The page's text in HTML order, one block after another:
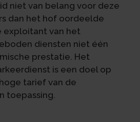
niet van belang voor deze
dan het hof oordeelde
exploitant van het
diensten niet één
prestatie. Het
is een doel op
tarief van de
toepassing.